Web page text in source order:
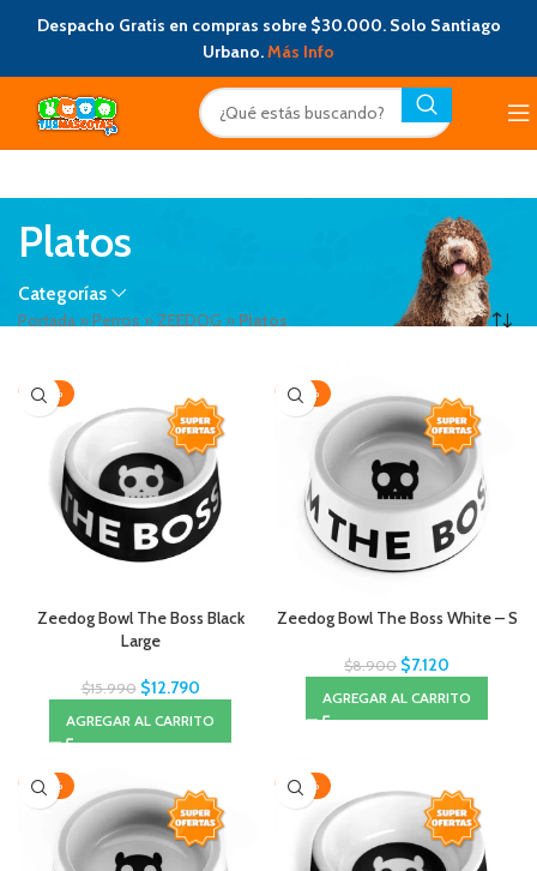
Despacho Gratis en compras sobre $30.000. Solo Santiago
Urbano.Más Info
Platos
Categorías
Portada »Perros »ZEEDOG » Platos
-20%
Zeedog Bowl The Boss Black
Large
$15.990 $12.790
AGREGAR AL CARRITO
-20%
Zeedog Bowl The Boss White – S
$8.900 $7.120
AGREGAR AL CARRITO
-20% -20%